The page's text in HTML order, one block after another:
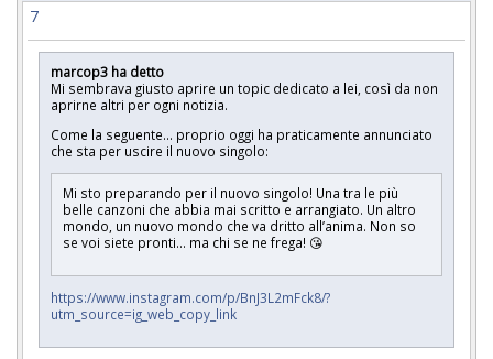
7
marcop3 ha detto
Mi sembrava giusto aprire un topic dedicato a lei, così da non
aprirne altri per ogni notizia.
Come la seguente... proprio oggi ha praticamente annunciato
che sta per uscire il nuovo singolo:
Mi sto preparando per il nuovo singolo! Una tra le più
belle canzoni che abbia mai scritto e arrangiato. Un altro
mondo, un nuovo mondo che va dritto all’anima. Non so
se voi siete pronti... ma chi se ne frega! 😘
https://www.instagram.com/p/BnJ3L2mFck8/?
utm_source=ig_web_copy_link